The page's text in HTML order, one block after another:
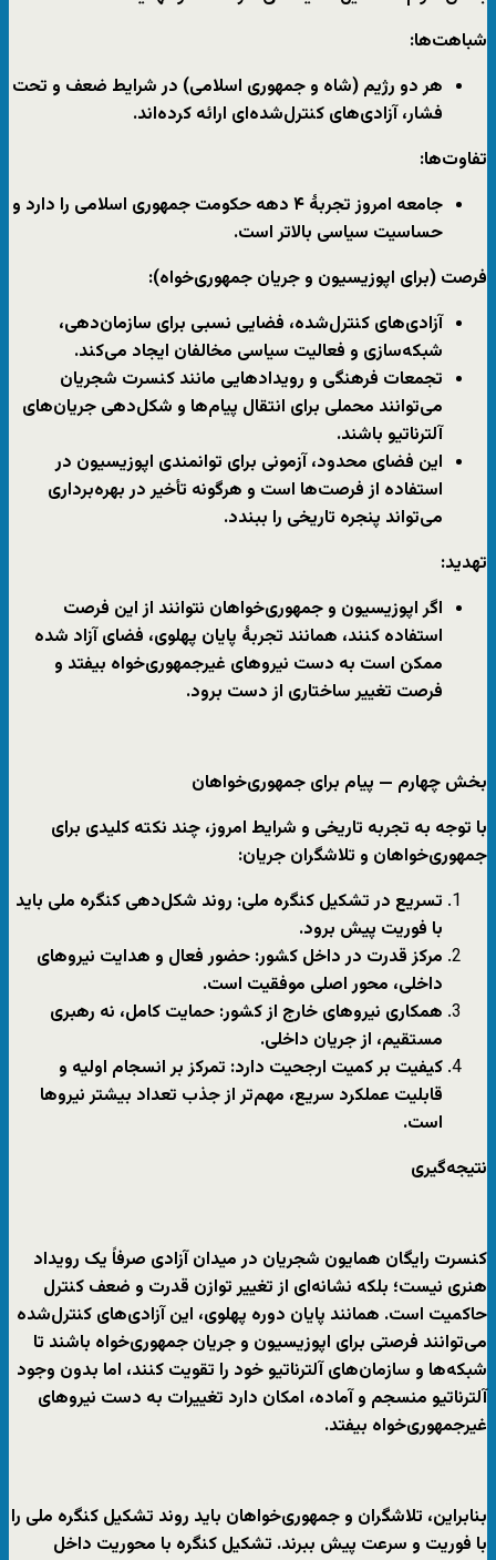
شباهت‌ها:
هر دو رژیم (شاه و جمهوری اسلامی) در شرایط ضعف و تحت
فشار، آزادی‌های کنترل‌شده‌ای ارائه کرده‌اند.
تفاوت‌ها:
جامعه امروز تجربهٔ ۴ دهه حکومت جمهوری اسلامی را دارد و
حساسیت سیاسی بالاتر است.
فرصت (برای اپوزیسیون و جریان جمهوری‌خواه):
آزادی‌های کنترل‌شده، فضایی نسبی برای سازمان‌دهی،
شبکه‌سازی و فعالیت سیاسی مخالفان ایجاد می‌کند.
تجمعات فرهنگی و رویدادهایی مانند کنسرت شجریان
می‌توانند محملی برای انتقال پیام‌ها و شکل‌دهی جریان‌های
آلترناتیو باشند.
این فضای محدود،آزمونی برای توانمندی اپوزیسیون در
استفاده از فرصت‌ها است و هرگونه تأخیر در بهره‌برداری
می‌تواند پنجره تاریخی را ببندد.
تهدید:
اگر اپوزیسیون و جمهوری‌خواهان نتوانند از این فرصت
استفاده کنند، همانند تجربهٔ پایان پهلوی، فضای آزاد شده
ممکن است به دست نیروهای غیرجمهوری‌خواه بیفتد و
فرصت تغییر ساختاری از دست برود.
بخش چهارم — پیام برای جمهوری‌خواهان
با توجه به تجربه تاریخی و شرایط امروز، چند نکته کلیدی برای
جمهوری‌خواهان و تلاشگران جریان:
تسریع در تشکیل کنگره ملی: روند شکل‌دهی کنگره ملی باید
با فوریت پیش برود.
مرکز قدرت در داخل کشور: حضور فعال و هدایت نیروهای
داخلی، محور اصلی موفقیت است.
همکاری نیروهای خارج از کشور: حمایت کامل، نه رهبری
مستقیم، از جریان داخلی.
کیفیت بر کمیت ارجحیت دارد: تمرکز بر انسجام اولیه و
قابلیت عملکرد سریع، مهم‌تر از جذب تعداد بیشتر نیروها
است.
نتیجه‌گیری
کنسرت رایگان همایون شجریان در میدان آزادی صرفاً یک رویداد
هنری نیست؛ بلکه نشانه‌ای از تغییر توازن قدرت و ضعف کنترل
حاکمیت است. همانند پایان دوره پهلوی، این آزادی‌های کنترل‌شده
می‌توانند فرصتی برای اپوزیسیون و جریان جمهوری‌خواه باشند تا
شبکه‌ها و سازمان‌های آلترناتیو خود را تقویت کنند، اما بدون وجود
آلترناتیو منسجم و آماده، امکان دارد تغییرات به دست نیروهای
غیرجمهوری‌خواه بیفتد.
بنابراین، تلاشگران و جمهوری‌خواهان باید روند تشکیل کنگره ملی را
با فوریت و سرعت پیش ببرند. تشکیل کنگره با محوریت داخل